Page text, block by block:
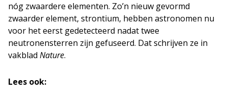
nóg zwaardere elementen. Zo’n nieuw gevormd
zwaarder element, strontium, hebben astronomen nu
voor het eerst gedetecteerd nadat twee
neutronensterren zijn gefuseerd. Dat schrijven ze in
vakblad Nature.
Lees ook: